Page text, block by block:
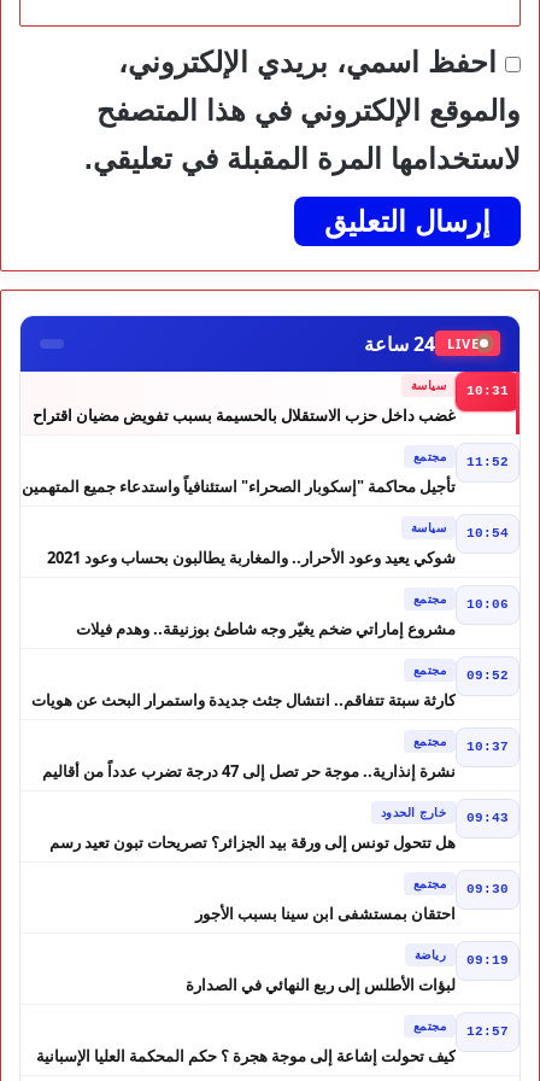
احفظ اسمي، بريدي الإلكتروني،
والموقع الإلكتروني في هذا المتصفح
لاستخدامها المرة المقبلة في تعليقي.
LIVE 24 ساعة
10:31 سياسة
غضب داخل حزب الاستقلال بالحسيمة بسبب تفويض مضيان اقتراح
11:52 مجتمع
تأجيل محاكمة "إسكوبار الصحراء" استئنافياً واستدعاء جميع المتهمين
10:54 سياسة
شوكي يعيد وعود الأحرار.. والمغاربة يطالبون بحساب وعود 2021
10:06 مجتمع
مشروع إماراتي ضخم يغيّر وجه شاطئ بوزنيقة.. وهدم فيلات
09:52 مجتمع
كارثة سبتة تتفاقم.. انتشال جثث جديدة واستمرار البحث عن هويات
10:37 مجتمع
نشرة إنذارية.. موجة حر تصل إلى 47 درجة تضرب عدداً من أقاليم
09:43 خارج الحدود
هل تتحول تونس إلى ورقة بيد الجزائر؟ تصريحات تبون تعيد رسم
09:30 مجتمع
احتقان بمستشفى ابن سينا بسبب الأجور
09:19 رياضة
لبؤات الأطلس إلى ربع النهائي في الصدارة
12:57 مجتمع
كيف تحولت إشاعة إلى موجة هجرة ؟ حكم المحكمة العليا الإسبانية